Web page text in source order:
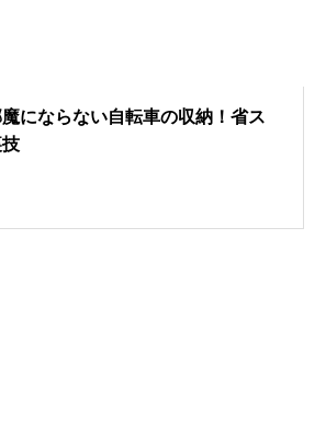
にならない自転車の収納！省ス